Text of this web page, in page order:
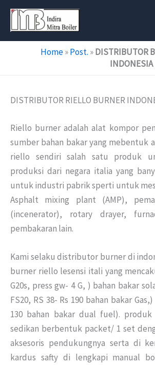
Skip
content
Home»Post. »DISTRIBUTOR
INDONESIA
DISTRIBUTOR RIELLO BURNER
Riello burner adalah alat kompor
sumber bahan bakar yang mebentuk
riello sendiri salah satu produk
produksi dari negara italia yang
untuk industri pabrik sperti untuk
Asphalt mixing plant (AMP),
(incenerator), rotary drayer,
pembakaran lain.
Kami selaku distributor burner di
burner riello lesensi itali yang
G20s, press gw- 4 G, ) bahan bakar
FS20, RS 38- Rs 190 bahan bakar
130 bahan bakar dual fuel).
sedikan berbentuk packet/ 1 set
aksesoris pendukungnya serta di
kardus safty di lengkapi manual